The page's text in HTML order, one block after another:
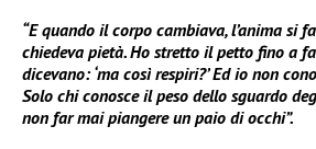
“E quando il corpo cambiava, l’anima si
chiedeva pietà. Ho stretto il petto fino a
dicevano: ‘ma così respiri?’ Ed io non
Solo chi conosce il peso dello sguardo
non far mai piangere un paio di occhi”.